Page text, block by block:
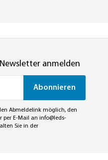
anmelden
Abonnieren
Abmeldelink möglich, den
per E-Mail an info@leds-
Sie in der